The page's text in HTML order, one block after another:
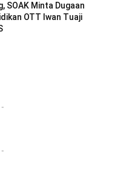
SOAK Minta Dugaan
OTT Iwan Tuaji
-
-